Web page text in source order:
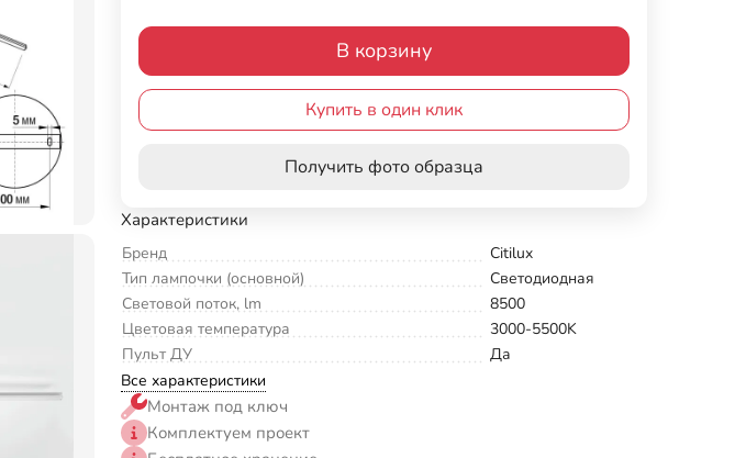
В корзину
Купить в один клик
Получить фото образца
Характеристики
Бренд
Citilux
Тип лампочки (основной)
Светодиодная
Световой поток, lm
8500
Цветовая температура
3000-5500K
Пульт ДУ
Да
Все характеристики
Монтаж под ключ
Комплектуем проект